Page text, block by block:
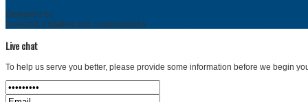
Designed by
Selected, installed and customized by
Live chat
To help us serve you better, please provide some information before we begin